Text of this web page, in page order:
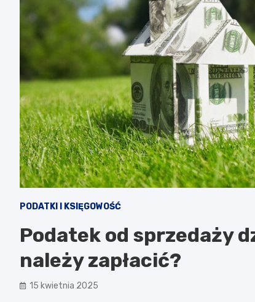
PODATKI I KSIĘGOWOŚĆ
Podatek od sprzedaży
należy zapłacić?
15 kwietnia 2025